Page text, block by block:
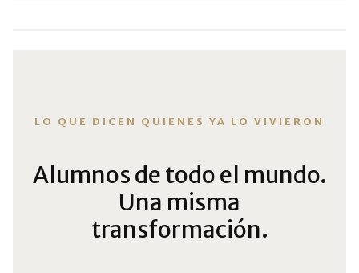
LO QUE DICEN QUIENES YA LO VIVIERON
Alumnos de todo el mundo.
Una misma
transformación.